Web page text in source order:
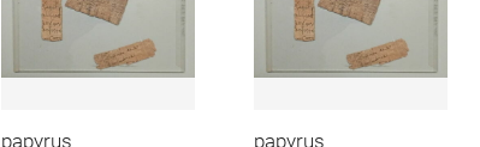
papyrus papyrus